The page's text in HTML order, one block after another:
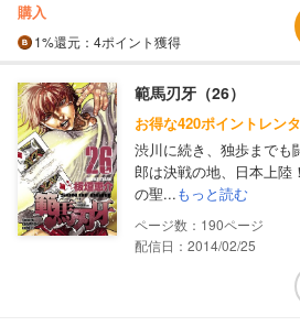
購入
1%還元 ：4ポイント獲得
範馬刃牙（26）
お得な420ポイントレン
渋川に続き、独歩まで
郎は決戦の地、日本上陸
の聖...もっと読む
190
配信日：2014/02/25